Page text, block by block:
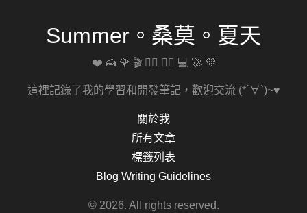
Summer。桑莫。夏天
❤️ 🍰 🌹 🎬 🚴‍♀️ 🏋️‍♀️ 💻 🚀 💜
這裡記錄了我的學習和開發筆記，歡迎交流 (*´∀`)~♥
關於我
所有文章
標籤列表
Blog Writing Guidelines
© 2026. All rights reserved.